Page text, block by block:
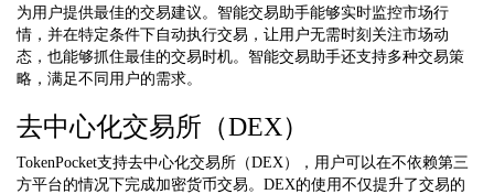
为用户提供最佳的交易建议。智能交易助手能够实时监控市场行
情，并在特定条件下自动执行交易，让用户无需时刻关注市场动
态，也能够抓住最佳的交易时机。智能交易助手还支持多种交易策
略，满足不同用户的需求。
去中心化交易所（DEX）
TokenPocket支持去中心化交易所（DEX），用户可以在不依赖第三
方平台的情况下完成加密货币交易。DEX的使用不仅提升了交易的